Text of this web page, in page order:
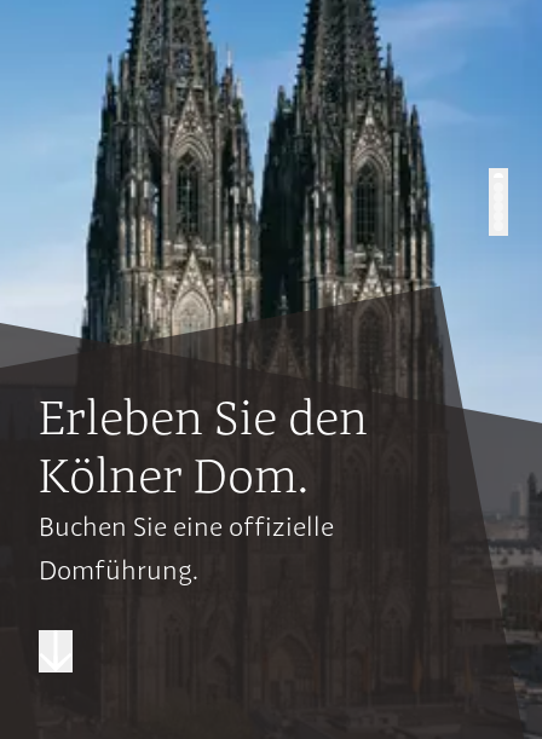
Erleben Sie den
Kölner Dom.
Buchen Sie eine offizielle
Domführung.